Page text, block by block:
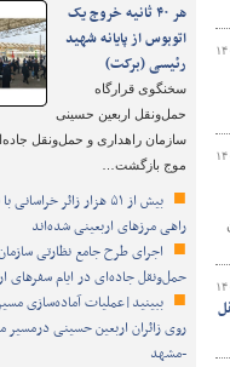
هر ۴۰ ثانیه خروج یک
اتوبوس از پایانه شهید
رئیسی (برکت)
سخنگوی قرارگاه
حمل‌ونقل اربعین حسینی
سازمان راهداری و حمل‌ونقل
موج بازگشت…
بیش از ۵۱ هزار زائر
راهی مرزهای اربعینی شده‌اند
اجرای طرح جامع نظارتی
حمل‌ونقل جاده‌ای در ایام سفرهای
ببینید|عملیات آماده‌سازی
روی زائران اربعین حسینی
-مشهد